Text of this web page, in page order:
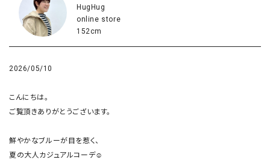
HugHug
online store
152cm
2026/05/10
こんにちは。
ご覧頂きありがとうございます。
鮮やかなブルーが目を惹く、
夏の大人カジュアルコーデ☺︎